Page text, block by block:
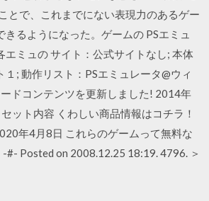
とで、これまでにない表現力のあるゲー
きるようになった。ゲームの PSエミュ
エミュの サイト：公式サイトなし; 本体
; 動作リスト：PSエミュレータ@ウィ
ドコンテンツを更新しました! 2014年
ット内容 くわしい商品情報はコチラ！
年4月8日 これらのゲームって無料な
#- Posted on 2008.12.25 18:19. 4796. ＞